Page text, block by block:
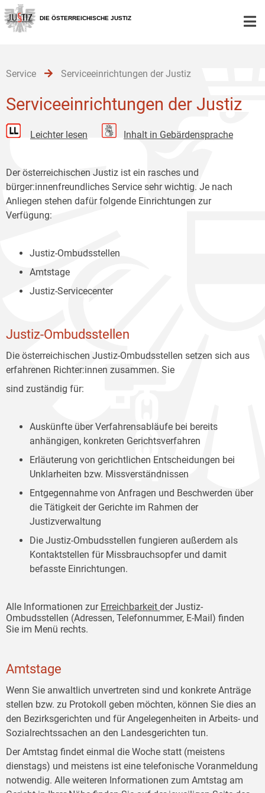
Zur
Hauptnavigation
[1]
Zum
Inhalt
[2]
Zum
Untermenü
[3]
DIE ÖSTERREICHISCHE JUSTIZ
Service Serviceeinrichtungen der Justiz
Serviceeinrichtungen der Justiz
Leichter lesen Inhalt in Gebärdensprache
Der österreichischen Justiz ist ein rasches und
bürger:innenfreundliches Service sehr wichtig. Je nach
Anliegen stehen dafür folgende Einrichtungen zur
Verfügung:
Justiz-Ombudsstellen
Amtstage
Justiz-Servicecenter
Justiz-Ombudsstellen
Die österreichischen Justiz-Ombudsstellen setzen sich aus
erfahrenen Richter:innen zusammen. Sie
sind zuständig für:
Auskünfte über Verfahrensabläufe bei bereits
anhängigen, konkreten Gerichtsverfahren
Erläuterung von gerichtlichen Entscheidungen bei
Unklarheiten bzw. Missverständnissen
Entgegennahme von Anfragen und Beschwerden über
die Tätigkeit der Gerichte im Rahmen der
Justizverwaltung
Die Justiz-Ombudsstellen fungieren außerdem als
Kontaktstellen für Missbrauchsopfer und damit
befasste Einrichtungen.
Alle Informationen zur Erreichbarkeit der Justiz-
Ombudsstellen (Adressen, Telefonnummer, E-Mail) finden
Sie im Menü rechts.
Amtstage
Wenn Sie anwaltlich unvertreten sind und konkrete Anträge
stellen bzw. zu Protokoll geben möchten, können Sie dies an
den Bezirksgerichten und für Angelegenheiten in Arbeits- und
Sozialrechtssachen an den Landesgerichten tun.
Der Amtstag findet einmal die Woche statt (meistens
dienstags) und meistens ist eine telefonische Voranmeldung
notwendig. Alle weiteren Informationen zum Amtstag am